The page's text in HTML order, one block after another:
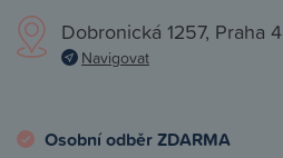
Dobronická 1257, Praha 4
Navigovat
Osobní odběr ZDARMA